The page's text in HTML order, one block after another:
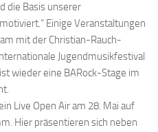
die Basis unserer
Einige Veranstaltungen
mit der Christian-Rauch-
Jugendmusikfestival
wieder eine BARock-Stage im
Live Open Air am 28. Mai auf
Hier präsentieren sich neben